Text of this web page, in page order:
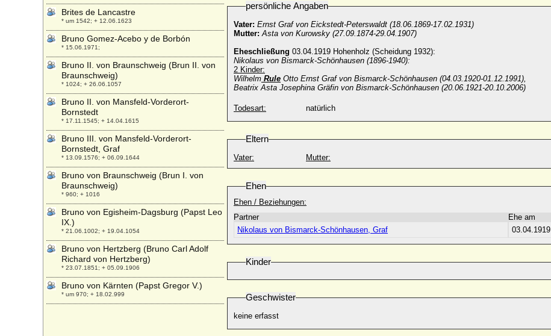
persönliche Angaben
Vater: Ernst Graf von Eickstedt-Peterswaldt (18.06.1869-17.02.1931)
Mutter: Asta von Kurowsky (27.09.1874-29.04.1907)
Eheschließung 03.04.1919 Hohenholz (Scheidung 1932):
Nikolaus von Bismarck-Schönhausen (1896-1940):
2 Kinder:
Wilhelm Rule Otto Ernst Graf von Bismarck-Schönhausen (04.03.1920-01.12.1991),
Beatrix Asta Josephina Gräfin von Bismarck-Schönhausen (20.06.1921-20.10.2006)
Todesart: natürlich
Eltern
Vater: Mutter:
Ehen
Ehen / Beziehungen:
Partner
Ehe am
Nikolaus von Bismarck-Schönhausen, Graf
03.04.1919
Kinder
Geschwister
keine erfasst
Brites de Lancastre
* um 1542; + 12.06.1623
Bruno Gomez-Acebo y de Borbón
* 15.06.1971;
Bruno II. von Braunschweig (Brun II. von
Braunschweig)
* 1024; + 26.06.1057
Bruno II. von Mansfeld-Vorderort-
Bornstedt
* 17.11.1545; + 14.04.1615
Bruno III. von Mansfeld-Vorderort-
Bornstedt, Graf
* 13.09.1576; + 06.09.1644
Bruno von Braunschweig (Brun I. von
Braunschweig)
* 960; + 1016
Bruno von Egisheim-Dagsburg (Papst Leo
IX.)
* 21.06.1002; + 19.04.1054
Bruno von Hertzberg (Bruno Carl Adolf
Richard von Hertzberg)
* 23.07.1851; + 05.09.1906
Bruno von Kärnten (Papst Gregor V.)
* um 970; + 18.02.999